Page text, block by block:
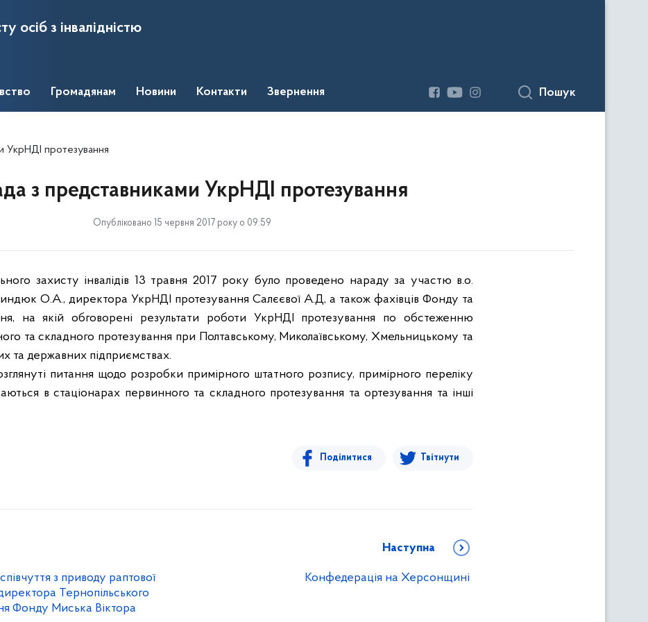
осіб з інвалідністю
Громадянам Новини Контакти Звернення Пошук
УкрНДІ протезування
з представниками УкрНДІ протезування
Опубліковано 15 червня 2017 року о 09:59
захисту інвалідів 13 травня 2017 року було проведено нараду за участю в.о.
О.А., директора УкрНДІ протезування Салєєвої А.Д, а також фахівців Фонду та
на якійобговорені результати роботи УкрНДІ протезування по обстеженню
та складного протезування при Полтавському, Миколаївському, Хмельницькому та
та державних підприємствах.
питання щодо розробки примірного штатного розпису, примірного переліку
в стаціонарах первинного та складного протезування та ортезування та інші
Поділитися Твітнути
з приводу раптової
Тернопільського
Фонду Миська Віктора
Наступна
Конфедерація на Херсонщині